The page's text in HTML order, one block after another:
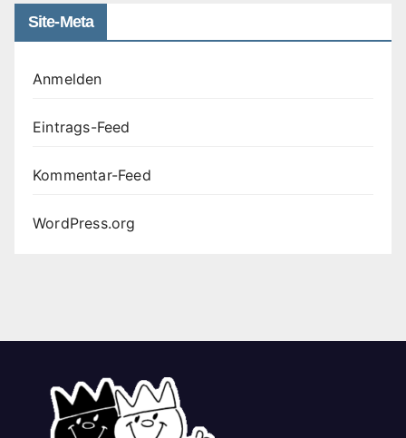
Site-Meta
Anmelden
Eintrags-Feed
Kommentar-Feed
WordPress.org